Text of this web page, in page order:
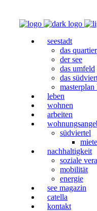
seestadt
das quartier
der see
das umfeld
das
leben
wohnen
arbeiten
südviertel
nachhaltigkeit
soziale
mobilität
energie
see magazin
catella
kontakt